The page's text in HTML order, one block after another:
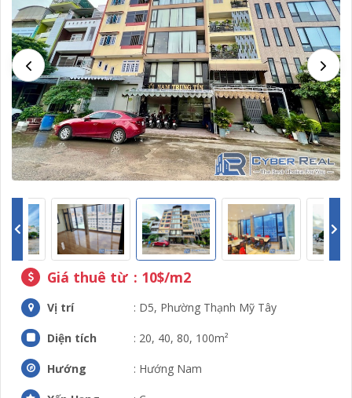
Giá thuê từ : 10$/m2
Vị trí : D5, Phường Thạnh Mỹ Tây
Diện tích : 20, 40, 80, 100m²
Hướng : Hướng Nam